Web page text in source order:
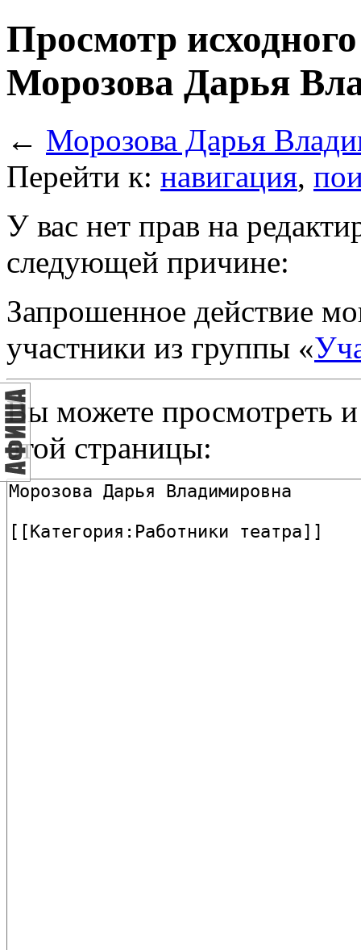
Просмотр
Морозова Дарья
← Морозова Дарья
Перейти к: навигация,
У вас нет прав на
следующей причине:
Запрошенное действие
участники из группы «
Вы можете просмотреть и
этой страницы: